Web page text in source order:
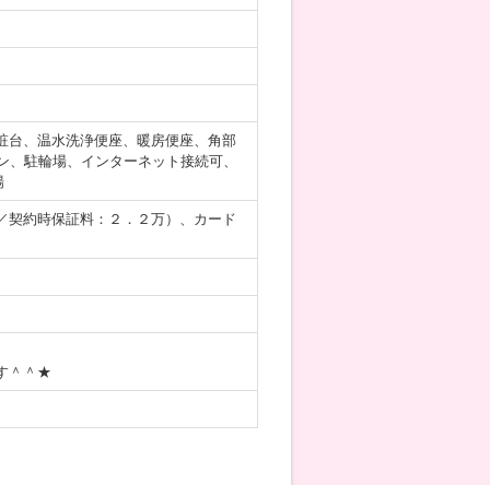
台、温水洗浄便座、暖房便座、角部
駐輪場、インターネット接続可、
約時保証料：２．２万）、カード
＾＾★